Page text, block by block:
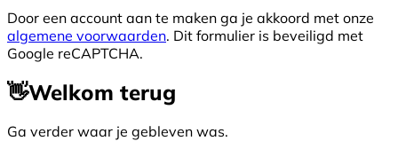
Door een account aan te maken ga je akkoord met onze
algemene voorwaarden. Dit formulier is beveiligd met
Google reCAPTCHA.
👋Welkom terug
Ga verder waar je gebleven was.